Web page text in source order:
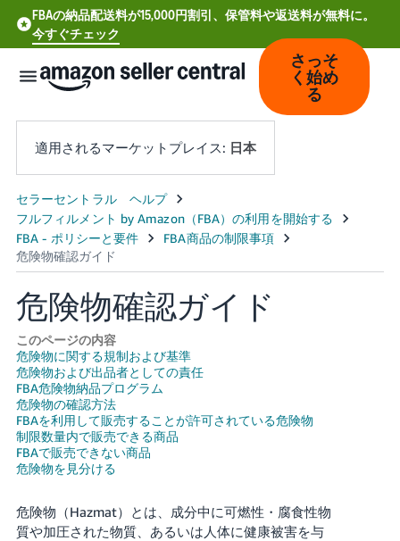
FBAの納品配送料が15,000円割引、保管料や返送料が無料に。
今すぐチェック
中
文
-
Deutsch
- DE
Español
- ES
Français
- FR
- IT
さっそ
く始め
る
適用されるマーケットプレイス: 日本
危険物確認ガイド
このページの内容
危険物に関する規制および基準
危険物および出品者としての責任
FBA危険物納品プログラム
危険物の確認方法
FBAを利用して販売することが許可されている危険物
制限数量内で販売できる商品
FBAで販売できない商品
危険物を見分ける
危険物（Hazmat）とは、成分中に可燃性・腐食性物
質や加圧された物質、あるいは人体に健康被害を与